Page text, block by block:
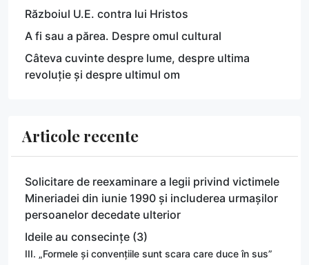
Războiul U.E. contra lui Hristos
A fi sau a părea. Despre omul cultural
Câteva cuvinte despre lume, despre ultima
revoluție și despre ultimul om
Articole recente
Solicitare de reexaminare a legii privind victimele
Mineriadei din iunie 1990 și includerea urmașilor
persoanelor decedate ulterior
Ideile au consecințe (3)
III. „Formele și convențiile sunt scara care duce în sus”